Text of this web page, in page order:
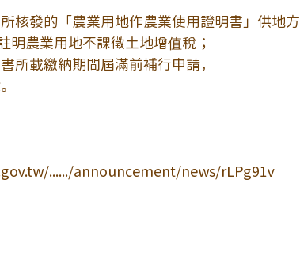
核發的「農業用地作農業使用證明書」供地方
明農業用地不課徵土地增值稅；
所載繳納期間屆滿前補行申請，
....../announcement/news/rLPg91v